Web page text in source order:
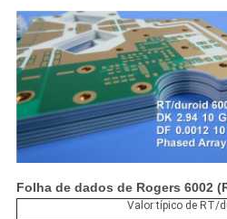
Folha de dados de Rogers 6002
Valor típico de RT/